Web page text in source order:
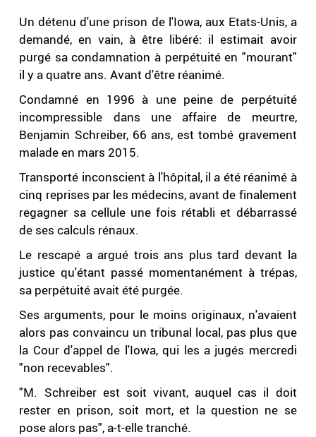
Un détenu d'une prison de l'Iowa, aux Etats-Unis, a
demandé, en vain, à être libéré: il estimait avoir
purgé sa condamnation à perpétuité en "mourant"
il y a quatre ans. Avant d'être réanimé.
Condamné en 1996 à une peine de perpétuité
incompressible dans une affaire de meurtre,
Benjamin Schreiber, 66 ans, est tombé gravement
malade en mars 2015.
Transporté inconscient à l'hôpital, il a été réanimé à
cinq reprises par les médecins, avant de finalement
regagner sa cellule une fois rétabli et débarrassé
de ses calculs rénaux.
Le rescapé a argué trois ans plus tard devant la
justice qu'étant passé momentanément à trépas,
sa perpétuité avait été purgée.
Ses arguments, pour le moins originaux, n'avaient
alors pas convaincu un tribunal local, pas plus que
la Cour d'appel de l'Iowa, qui les a jugés mercredi
"non recevables".
"M. Schreiber est soit vivant, auquel cas il doit
rester en prison, soit mort, et la question ne se
pose alors pas", a-t-elle tranché.